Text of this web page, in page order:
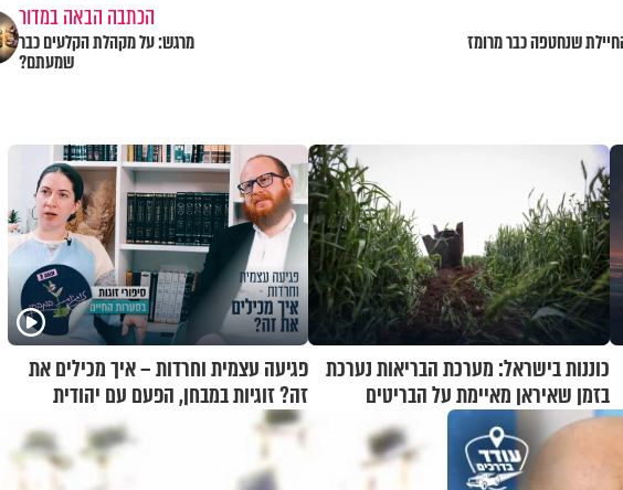
שנחטפה כבר מרומז
הכתבה הבאה במדור
מרגש: על מקהלת הקלעים כבר
שמעתם?
כוננות בישראל: מערכת הבריאות נערכת
בזמן שאיראן מאיימת על הבריטים
פגיעה עצמית וחרדות – איך מכילים את
זה? זוגיות במבחן, הפעם עם יהודית
ואלתר כהן